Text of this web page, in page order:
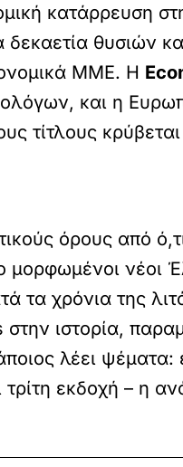
κατάρρευση
δεκαετία θυσιών
ΜΜΕ. Η
και η
κρύβεται
όρους από
μορφωμένοι νέοι
τα χρόνια της
ιστορία,
λέει
εκδοχή – η